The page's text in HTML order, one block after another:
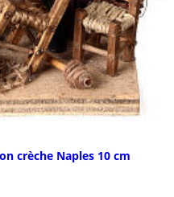
crèche Naples 10 cm